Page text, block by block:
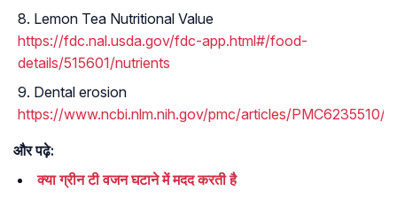
Lemon Tea Nutritional Value
https://fdc.nal.usda.gov/fdc-app.html#/food-
details/515601/nutrients
Dental erosion
https://www.ncbi.nlm.nih.gov/pmc/articles/PMC6235510/
और पढ़े:
क्या ग्रीन टी वजन घटाने में मदद करती है